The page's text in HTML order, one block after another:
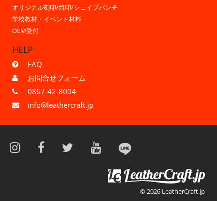
オリジナル刻印/焼印/シェイプパンチ
学校教材・イベント材料
OEM受付
HELP
FAQ
お問合せフォーム
0867-42-8004
info@leathercraft.jp
© 2026 LeatherCraft.jp